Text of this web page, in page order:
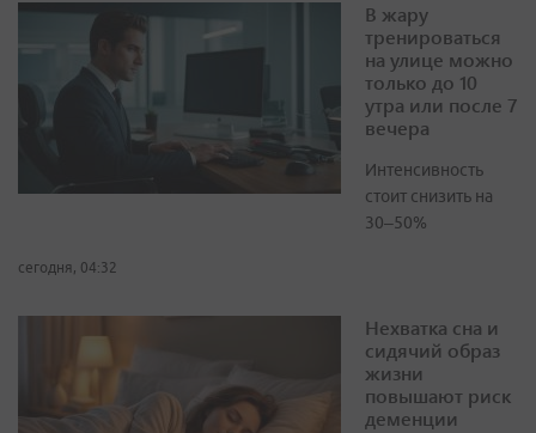
В жару
тренироваться
на улице можно
только до 10
утра или после 7
вечера
Интенсивность
стоит снизить на
30–50%
сегодня, 04:32
Нехватка сна и
сидячий образ
жизни
повышают риск
деменции